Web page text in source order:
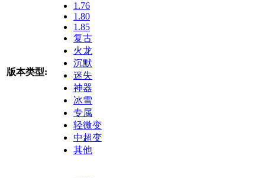
版本类型:
1.76
1.80
1.85
复古
火龙
沉默
迷失
神器
冰雪
专属
轻微变
中超变
其他